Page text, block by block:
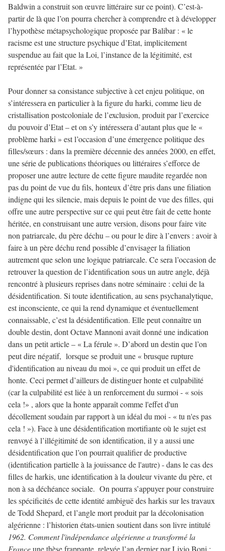
Baldwin a construit son œuvre littéraire sur ce point). C’est-à-
partir de là que l’on pourra chercher à comprendre et à développer
l’hypothèse métapsychologique proposée par Balibar : « le
racisme est une structure psychique d’Etat, implicitement
suspendue au fait que la Loi, l’instance de la légitimité, est
représentée par l’Etat. »
Pour donner sa consistance subjective à cet enjeu politique, on
s’intéressera en particulier à la figure du harki, comme lieu de
cristallisation postcoloniale de l’exclusion, produit par l’exercice
du pouvoir d’Etat – et on s’y intéressera d’autant plus que le «
problème harki » est l’occasion d’une émergence politique des
filles/sœurs : dans la première décennie des années 2000, en effet,
une série de publications théoriques ou littéraires s’efforce de
proposer une autre lecture de cette figure maudite regardée non
pas du point de vue du fils, honteux d’être pris dans une filiation
indigne qui les silencie, mais depuis le point de vue des filles, qui
offre une autre perspective sur ce qui peut être fait de cette honte
héritée, en construisant une autre version, disons pour faire vite
non patriarcale, du père déchu – ou pour le dire à l’envers : avoir à
faire à un père déchu rend possible d’envisager la filiation
autrement que selon une logique patriarcale. Ce sera l’occasion de
retrouver la question de l’identification sous un autre angle, déjà
rencontré à plusieurs reprises dans notre séminaire : celui de la
désidentification. Si toute identification, au sens psychanalytique,
est inconsciente, ce qui la rend dynamique et éventuellement
connaissable, c’est la désidentification. Elle peut connaître un
double destin, dont Octave Mannoni avait donné une indication
dans un petit article – « La férule ». D’abord un destin que l’on
peut dire négatif, lorsque se produit une « brusque rupture
d'identification au niveau du moi », ce qui produit un effet de
honte. Ceci permet d’ailleurs de distinguer honte et culpabilité
(car la culpabilité est liée à un renforcement du surmoi - « sois
cela !» , alors que la honte apparaît comme l'effet d'un
décollement soudain par rapport à un idéal du moi - « tu n'es pas
cela ! »). Face à une désidentification mortifiante où le sujet est
renvoyé à l’illégitimité de son identification, il y a aussi une
désidentification que l’on pourrait qualifier de productive
(identification partielle à la jouissance de l'autre) - dans le cas des
filles de harkis, une identification à la douleur vivante du père, et
non à sa déchéance sociale. On pourra s’appuyer pour construire
les spécificités de cette identité ambiguë des harkis sur les travaux
de Todd Shepard, et l’angle mort produit par la décolonisation
algérienne : l’historien états-unien soutient dans son livre intitulé
1962. Comment l'indépendance algérienne a transformé la
Franceune thèse frappante, relevée l’an dernier par Livio Boni :